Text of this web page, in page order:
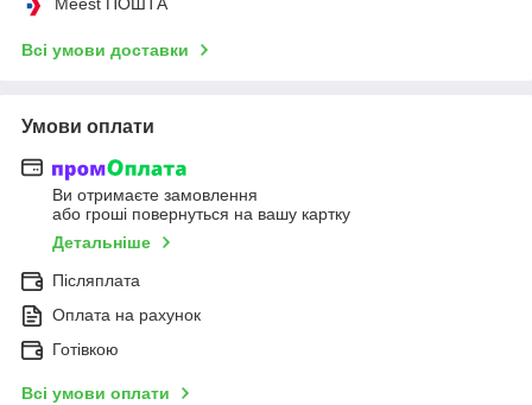
Всі умови доставки
Умови оплати
Ви отримаєте замовлення
або гроші повернуться на вашу картку
Детальніше
Післяплата
Оплата на рахунок
Готівкою
Всі умови оплати